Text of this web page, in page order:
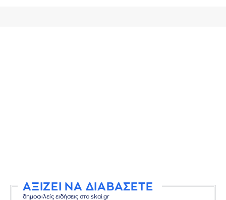
ΑΞΙΖΕΙ ΝΑ ΔΙΑΒΑΣΕΤΕ
δημοφιλείς ειδήσεις στο skai.gr